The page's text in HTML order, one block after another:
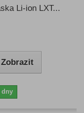
Li-ion LXT...
Zobrazit
dny